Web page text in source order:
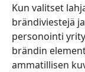
Kun valitset
brändiviestejä
personointi
brändin
ammatillisen